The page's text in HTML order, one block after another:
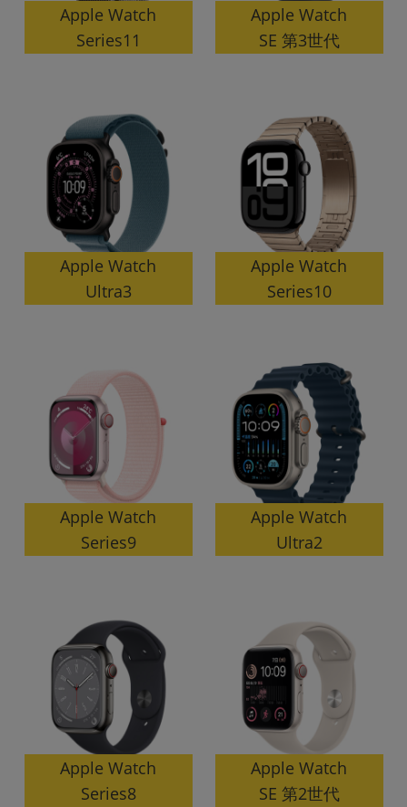
Apple Watch
Series11
Apple Watch
SE 第3世代
Apple Watch
Ultra3
Apple Watch
Series10
Apple Watch
Series9
Apple Watch
Ultra2
Apple Watch
Series8
Apple Watch
SE 第2世代
製造、販売メーカーの絞り込み
商品の搭載機能による絞り込み
「5G対応」「防水」「ワンセグ」など
ドライブ
ドライブの絞り込み
ランク
商品状態の絞り込み
「新品」「未使用」「中古」など
~
モニタサイズ
円 ～ 円
発売日
年 月 から
年 月 まで